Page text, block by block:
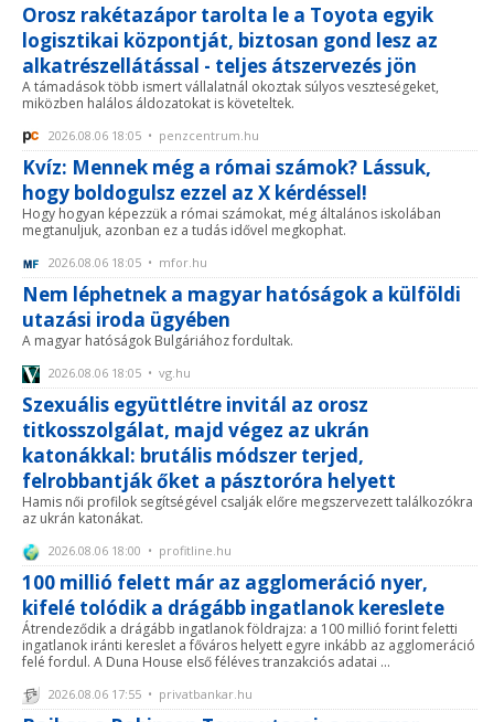
Orosz rakétazápor tarolta le a Toyota egyik
logisztikai központját, biztosan gond lesz az
alkatrészellátással - teljes átszervezés jön
A támadások több ismert vállalatnál okoztak súlyos veszteségeket,
miközben halálos áldozatokat is követeltek.
2026.08.06 18:05 • penzcentrum.hu
Kvíz: Mennek még a római számok? Lássuk,
hogy boldogulsz ezzel az X kérdéssel!
Hogy hogyan képezzük a római számokat, még általános iskolában
megtanuljuk, azonban ez a tudás idővel megkophat.
2026.08.06 18:05 • mfor.hu
Nem léphetnek a magyar hatóságok a külföldi
utazási iroda ügyében
A magyar hatóságok Bulgáriához fordultak.
2026.08.06 18:05 • vg.hu
Szexuális együttlétre invitál az orosz
titkosszolgálat, majd végez az ukrán
katonákkal: brutális módszer terjed,
felrobbantják őket a pásztoróra helyett
Hamis női profilok segítségével csalják előre megszervezett találkozókra
az ukrán katonákat.
2026.08.06 18:00 • profitline.hu
100 millió felett már az agglomeráció nyer,
kifelé tolódik a drágább ingatlanok kereslete
Átrendeződik a drágább ingatlanok földrajza: a 100 millió forint feletti
ingatlanok iránti kereslet a főváros helyett egyre inkább az agglomeráció
felé fordul. A Duna House első féléves tranzakciós adatai ...
2026.08.06 17:55 • privatbankar.hu